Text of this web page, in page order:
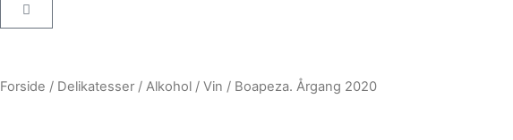
Kurv
Forside / Delikatesser / Alkohol / Vin / Boapeza. Årgang 2020